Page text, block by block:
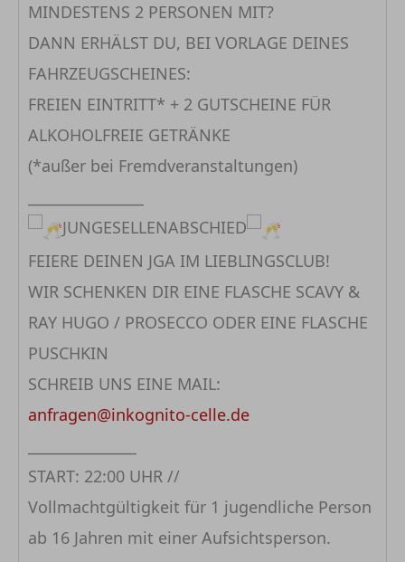
MINDESTENS 2 PERSONEN MIT?
DANN ERHÄLST DU, BEI VORLAGE DEINES
FAHRZEUGSCHEINES:
FREIEN EINTRITT* + 2 GUTSCHEINE FÜR
ALKOHOLFREIE GETRÄNKE
(*außer bei Fremdveranstaltungen)
JUNGESELLENABSCHIED
FEIERE DEINEN JGA IM LIEBLINGSCLUB!
WIR SCHENKEN DIR EINE FLASCHE SCAVY &
RAY HUGO / PROSECCO ODER EINE FLASCHE
PUSCHKIN
SCHREIB UNS EINE MAIL:
anfragen@inkognito-celle.de
START: 22:00 UHR //
Vollmachtgültigkeit für 1 jugendliche Person
ab 16 Jahren mit einer Aufsichtsperson.